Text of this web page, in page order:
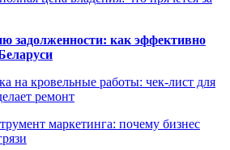
задолженности: как эффективно
на кровельные работы: чек-лист для
ремонт
маркетинга: почему бизнес